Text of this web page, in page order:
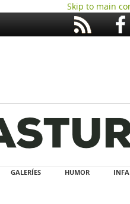
Skip to main
GALERÍES HUMOR